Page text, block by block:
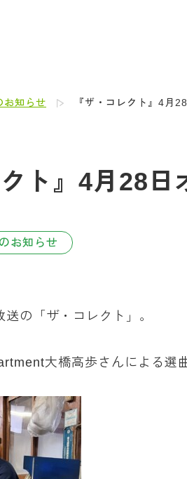
お知らせ 『ザ・コレクト』4月
クト』4月28
お知らせ
の「ザ・コレクト」。
大橋高歩さんによる選